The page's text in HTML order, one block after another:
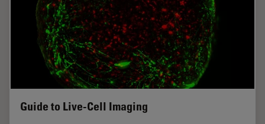
Guide to Live-Cell Imaging